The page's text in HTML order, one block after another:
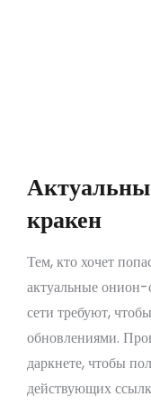
кракен
Тем, кто хочет
актуальные
сети требуют,
обновлениями.
даркнете, чтобы
действующих